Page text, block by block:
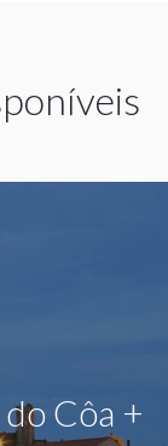
Côa +